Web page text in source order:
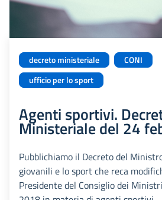
decreto ministeriale
CONI
ufficio per lo sport
Agenti sportivi.
Ministeriale del 24
Pubblichiamo il Decreto del
giovanili e lo sport che reca
Presidente del Consiglio dei